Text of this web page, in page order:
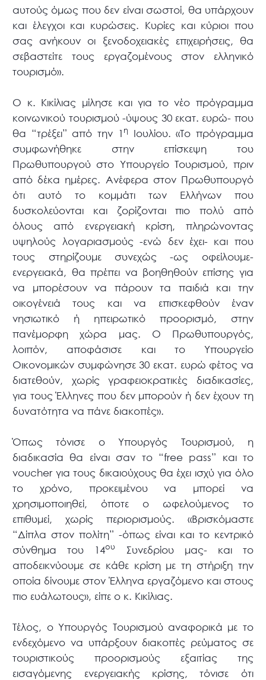
αυτούς όμως που δεν είναι σωστοί, θα υπάρχουν
και έλεγχοι και κυρώσεις. Κυρίες και κύριοι που
σας ανήκουν οι ξενοδοχειακές επιχειρήσεις, θα
σεβαστείτε τους εργαζομένους στον ελληνικό
τουρισμό».
Ο κ. Κικίλιας μίλησε και για το νέο πρόγραμμα
κοινωνικού τουρισμού -ύψους 30 εκατ. ευρώ- που
θα “τρέξει” από την 1 η
Ιουλίου. «Το πρόγραμμα
συμφωνήθηκε στην επίσκεψη του
Πρωθυπουργού στο Υπουργείο Τουρισμού, πριν
από δέκα ημέρες. Ανέφερα στον Πρωθυπουργό
ότι αυτό το κομμάτι των Ελλήνων που
δυσκολεύονται και ζορίζονται πιο πολύ από
όλους από ενεργειακή κρίση, πληρώνοντας
υψηλούς λογαριασμούς -ενώ δεν έχει- και που
τους στηρίζουμε συνεχώς -ως οφείλουμε-
ενεργειακά, θα πρέπει να βοηθηθούν επίσης για
να μπορέσουν να πάρουν τα παιδιά και την
οικογένειά τους και να επισκεφθούν έναν
νησιωτικό ή ηπειρωτικό προορισμό, στην
πανέμορφη χώρα μας. Ο Πρωθυπουργός,
λοιπόν, αποφάσισε και το Υπουργείο
Οικονομικών συμφώνησε 30 εκατ. ευρώ φέτος να
διατεθούν, χωρίς γραφειοκρατικές διαδικασίες,
για τους Έλληνες που δεν μπορούν ή δεν έχουν τη
δυνατότητα να πάνε διακοπές».
Όπως τόνισε ο Υπουργός Τουρισμού, η
διαδικασία θα είναι σαν το “free pass” και το
voucher για τους δικαιούχους θα έχει ισχύ για όλο
το χρόνο, προκειμένου να μπορεί να
χρησιμοποιηθεί, όποτε ο ωφελούμενος το
επιθυμεί, χωρίς περιορισμούς. «Βρισκόμαστε
“Δίπλα στον πολίτη” -όπως είναι και το κεντρικό
σύνθημα του 14ου
Συνεδρίου μας- και το
αποδεικνύουμε σε κάθε κρίση με τη στήριξη την
οποία δίνουμε στον Έλληνα εργαζόμενο και στους
πιο ευάλωτους», είπε ο κ. Κικίλιας.
Τέλος, ο Υπουργός Τουρισμού αναφορικά με το
ενδεχόμενο να υπάρξουν διακοπές ρεύματος σε
τουριστικούς προορισμούς εξαιτίας της
εισαγόμενης ενεργειακής κρίσης, τόνισε ότι